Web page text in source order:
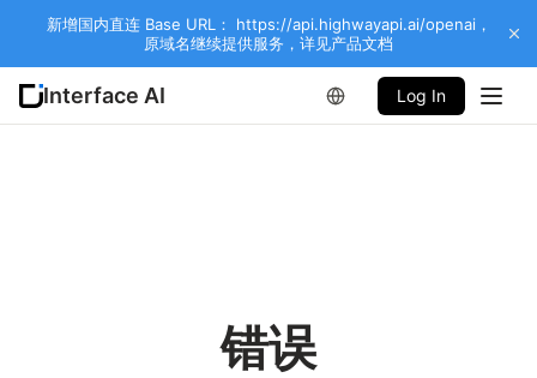
新增国内直连 Base URL： https://api.highwayapi.ai/openai，
原域名继续提供服务，详见产品文档
Interface AI Log In
错误